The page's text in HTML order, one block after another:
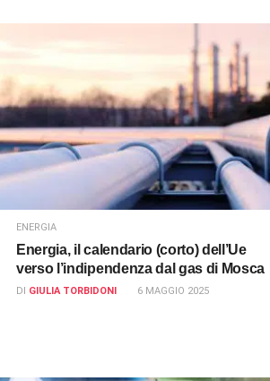
ENERGIA
Energia, il calendario (corto) dell’Ue
verso l’indipendenza dal gas di Mosca
DI GIULIA TORBIDONI 6 MAGGIO 2025